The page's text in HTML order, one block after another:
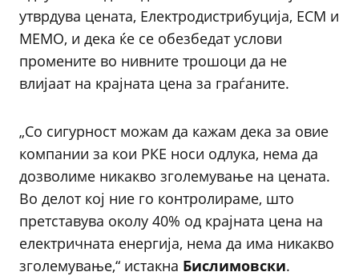
утврдува цената, Електродистрибуција, ЕСМ и
МЕМО, и дека ќе се обезбедат услови
промените во нивните трошоци да не
влијаат на крајната цена за граѓаните.
„Со сигурност можам да кажам дека за овие
компании за кои РКЕ носи одлука, нема да
дозволиме никакво зголемување на цената.
Во делот кој ние го контролираме, што
претставува околу 40% од крајната цена на
електричната енергија, нема да има никакво
зголемување,“ истакна Бислимовски.